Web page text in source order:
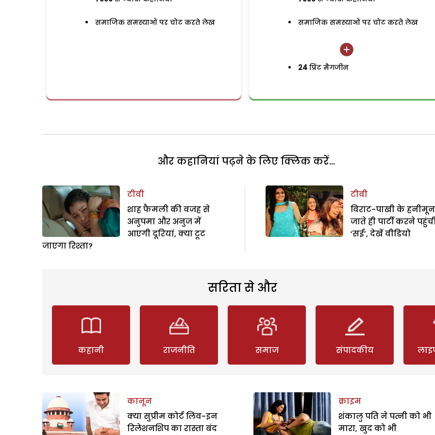
समाजिक समस्याओं पर चोट करते लेख समाजिक समस्याओं पर चोट करते लेख
24 प्रिंट मैगजीन
और कहानियां पढ़ने के लिए क्लिक करें...
टीवी
शाह फैमली की वजह से
अनुपमा और अनुज में
आएगी दूरियां, क्या टूट
जाएगा रिश्ता?
टीवी
विराट-पाखी के
जाते ही पार्टी करने पहुंचीं
‘सई’, देखें वीडियो
सरिता से और
कहानी राजनीति समाज संपादकीय
कानून
क्या सुप्रीम कोर्ट लिव-इन
रिलेशनशिप का रास्ता बंद
क्राइम
शंकालु पति ने पत्नी को भी
मारा, खुद को भी